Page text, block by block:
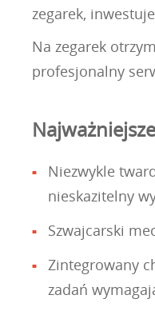
zegarek,
Na zegarek
profesjonalny
Niezwykle
nieskazitelny
Szwajcarski
Zintegrowany
zadań